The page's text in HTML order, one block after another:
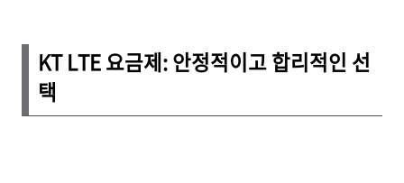
KT LTE 요금제: 안정적이고 합리적인 선
택